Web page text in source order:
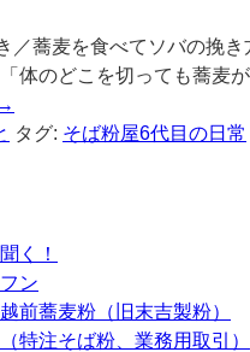
／蕎麦を食べてソバの挽
体のどこを切っても蕎
→
タグ: そば粉屋6代目の日常
く！
ン
前蕎麦粉（旧末吉製粉）
特注そば粉、業務用取引）